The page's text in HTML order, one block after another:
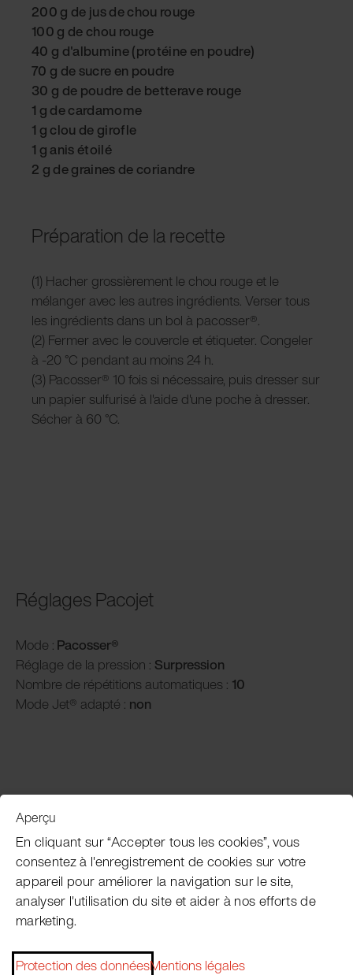
200 g de jus de chou rouge
100 g de chou rouge
40 g d'albumine (protéine en poudre)
70 g de sucre en poudre
30 g de poudre de betterave rouge
1 g de cardamome
1 g clou de girofle
1 g anis étoilé
2 g de graines de coriandre
Préparation de la recette
(1) Hacher grossièrement le chou rouge et le
mélanger avec les autres ingrédients. Verser tous
les ingrédients dans un bol à pacosser®.
(2) Fermer avec le couvercle et étiqueter. Congeler
à -20 °C pendant au moins 24 h.
(3) Pacosser® 10 fois si nécessaire, puis dresser sur
un papier sulfurisé à l'aide d'une poche à dresser.
Sécher à 60 °C.
Réglages Pacojet
Mode : Pacosser®
Réglage de la pression : Surpression
Nombre de répétitions automatiques : 10
Mode Jet® adapté : non
Service clientèle
Subscribe Pacojet Newsletter
Would you like to be regularly updated on news, event
Aperçu
En cliquant sur “Accepter tous les cookies”, vous
consentez à l'enregistrement de cookies sur votre
appareil pour améliorer la navigation sur le site,
analyser l'utilisation du site et aider à nos efforts de
marketing.
Protection des donnéesMentions légales